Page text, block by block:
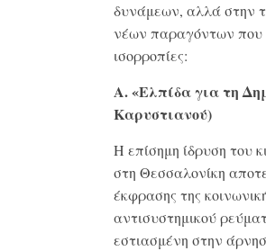
δυνάμεων, αλλά στην
νέων παραγόντων που
ισορροπίες:
Α. «Ελπίδα για τη
Καρυστιανού)
Η επίσημη ίδρυση του
στη Θεσσαλονίκη
έκφρασης της
αντισυστημικού
εστιασμένη στην